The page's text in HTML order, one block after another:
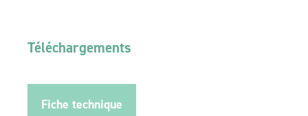
Téléchargements
Fiche technique